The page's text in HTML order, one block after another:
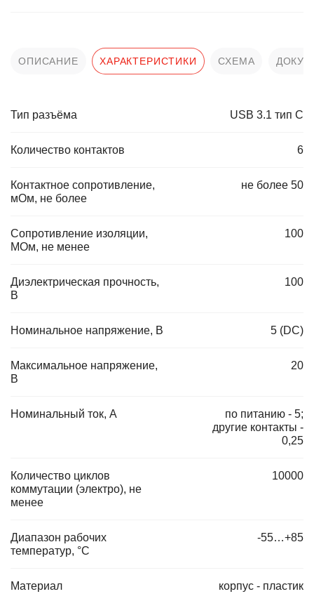
ОПИСАНИЕ ХАРАКТЕРИСТИКИ СХЕМА
Тип разъёма USB 3.1 тип С
Количество контактов 6
Контактное сопротивление,
мОм, не более
не более 50
Сопротивление изоляции,
МОм, не менее
100
Диэлектрическая прочность,
В
100
Номинальное напряжение, В 5 (DC)
Максимальное напряжение,
В
20
Номинальный ток, А
по питанию - 5;
другие контакты -
0,25
Количество циклов
коммутации (электро), не
менее
10000
Диапазон рабочих
температур, °C
-55…+85
Материал корпус - пластик